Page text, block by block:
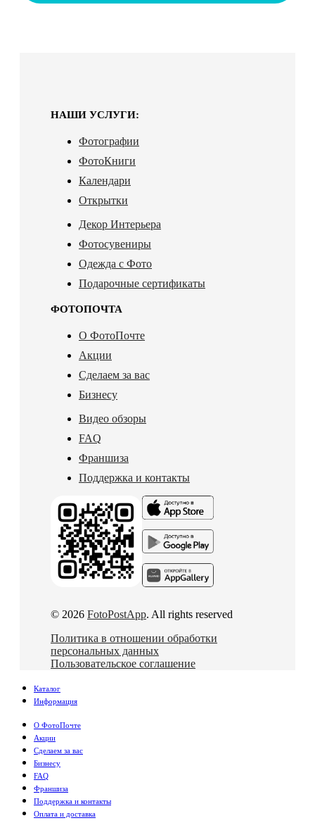
НАШИ УСЛУГИ:
Фотографии
ФотоКниги
Календари
Открытки
Декор Интерьера
Фотосувениры
Одежда с Фото
Подарочные сертификаты
ФОТОПОЧТА
О ФотоПочте
Акции
Сделаем за вас
Бизнесу
Видео обзоры
FAQ
Франшиза
Поддержка и контакты
© 2026 FotoPostApp. All rights reserved
Политика в отношении обработки
персональных данных
Пользовательское соглашение
Каталог
Информация
О ФотоПочте
Акции
Сделаем за вас
Бизнесу
FAQ
Франшиза
Поддержка и контакты
Оплата и доставка